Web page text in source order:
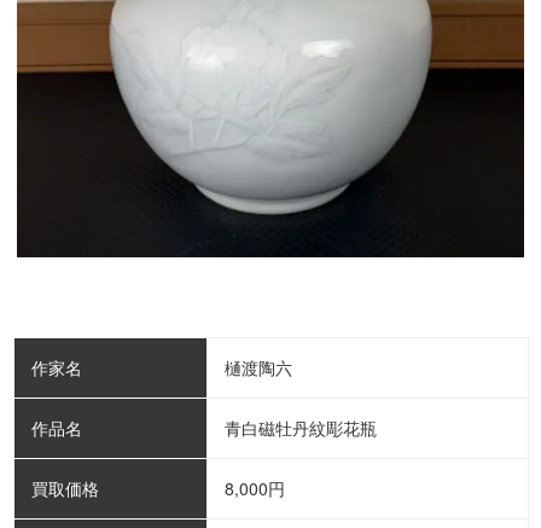
作家名 樋渡陶六
作品名 青白磁牡丹紋彫花瓶
買取価格 8,000円